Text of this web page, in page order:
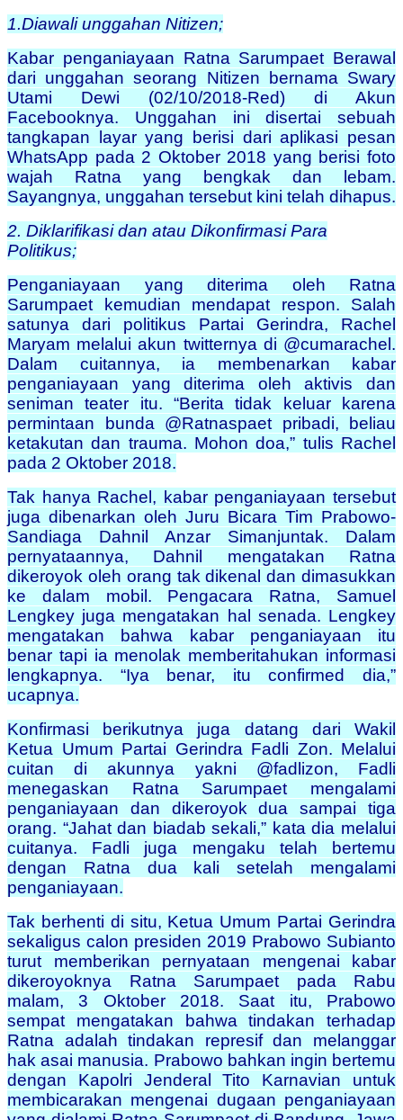
1.Diawali unggahan Nitizen;
Kabar penganiayaan Ratna Sarumpaet Berawal
dari unggahan seorang Nitizen bernama Swary
Utami Dewi (02/10/2018-Red) di Akun
Facebooknya. Unggahan ini disertai sebuah
tangkapan layar yang berisi dari aplikasi pesan
WhatsApp pada 2 Oktober 2018 yang berisi foto
wajah Ratna yang bengkak dan lebam.
Sayangnya, unggahan tersebut kini telah dihapus.
2. Diklarifikasi dan atau Dikonfirmasi Para
Politikus;
Penganiayaan yang diterima oleh Ratna
Sarumpaet kemudian mendapat respon. Salah
satunya dari politikus Partai Gerindra, Rachel
Maryam melalui akun twitternya di @cumarachel.
Dalam cuitannya, ia membenarkan kabar
penganiayaan yang diterima oleh aktivis dan
seniman teater itu. “Berita tidak keluar karena
permintaan bunda @Ratnaspaet pribadi, beliau
ketakutan dan trauma. Mohon doa,” tulis Rachel
pada 2 Oktober 2018.
Tak hanya Rachel, kabar penganiayaan tersebut
juga dibenarkan oleh Juru Bicara Tim Prabowo-
Sandiaga Dahnil Anzar Simanjuntak. Dalam
pernyataannya, Dahnil mengatakan Ratna
dikeroyok oleh orang tak dikenal dan dimasukkan
ke dalam mobil. Pengacara Ratna, Samuel
Lengkey juga mengatakan hal senada. Lengkey
mengatakan bahwa kabar penganiayaan itu
benar tapi ia menolak memberitahukan informasi
lengkapnya. “Iya benar, itu confirmed dia,”
ucapnya.
Konfirmasi berikutnya juga datang dari Wakil
Ketua Umum Partai Gerindra Fadli Zon. Melalui
cuitan di akunnya yakni @fadlizon, Fadli
menegaskan Ratna Sarumpaet mengalami
penganiayaan dan dikeroyok dua sampai tiga
orang. “Jahat dan biadab sekali,” kata dia melalui
cuitanya. Fadli juga mengaku telah bertemu
dengan Ratna dua kali setelah mengalami
penganiayaan.
Tak berhenti di situ, Ketua Umum Partai Gerindra
sekaligus calon presiden 2019 Prabowo Subianto
turut memberikan pernyataan mengenai kabar
dikeroyoknya Ratna Sarumpaet pada Rabu
malam, 3 Oktober 2018. Saat itu, Prabowo
sempat mengatakan bahwa tindakan terhadap
Ratna adalah tindakan represif dan melanggar
hak asai manusia. Prabowo bahkan ingin bertemu
dengan Kapolri Jenderal Tito Karnavian untuk
membicarakan mengenai dugaan penganiayaan